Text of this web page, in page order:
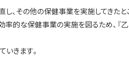
、その他の保健事業を実施してきたと
的な保健事業の実施を図るため、『
いきます。